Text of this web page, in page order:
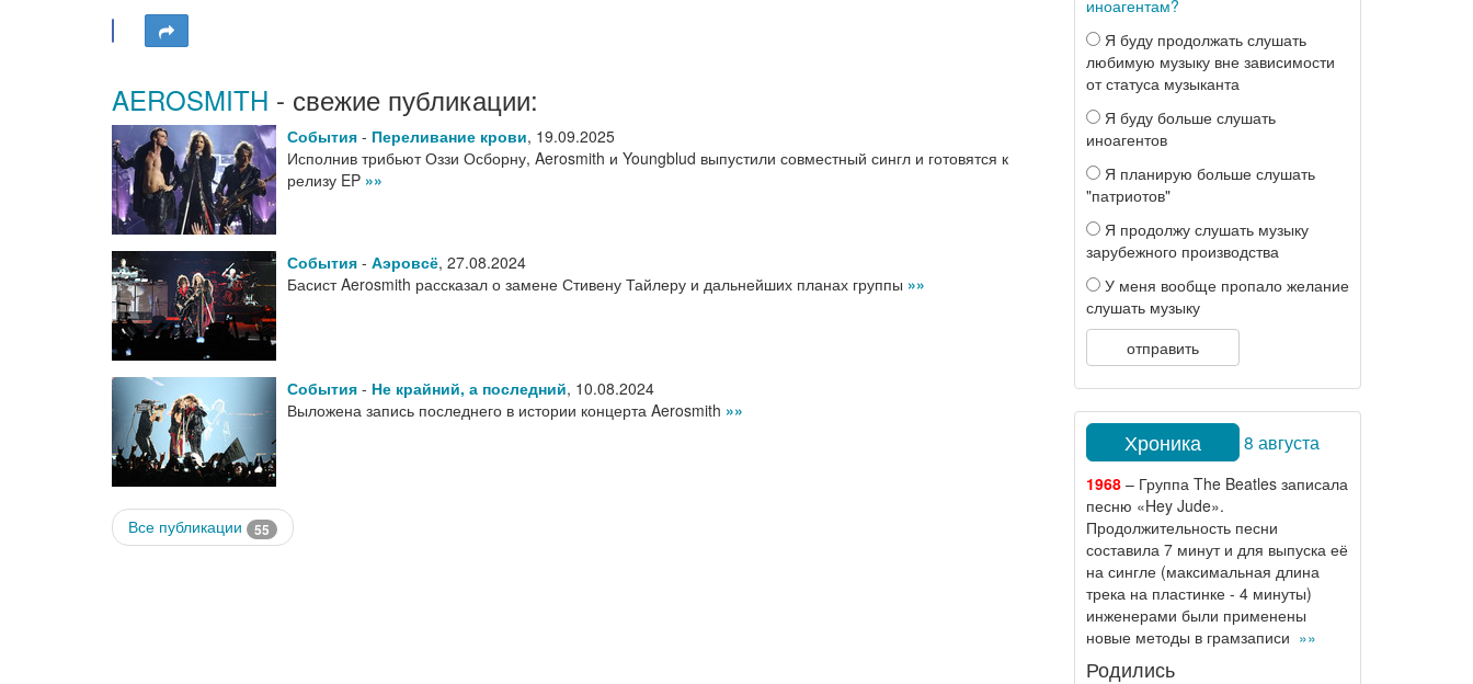
AEROSMITH - свежие публикации:
События - Переливание крови, 19.09.2025
Исполнив трибьют Оззи Осборну, Aerosmith и Youngblud выпустили совместный сингл и готовятся к
релизу EP »»
События - Аэровсё, 27.08.2024
Басист Aerosmith рассказал о замене Стивену Тайлеру и дальнейших планах группы »»
События - Не крайний, а последний, 10.08.2024
Выложена запись последнего в истории концерта Aerosmith »»
Все публикации 55
иноагентам?
Я буду продолжать слушать
любимую музыку вне зависимости
от статуса музыканта
Я буду больше слушать
иноагентов
Я планирую больше слушать
"патриотов"
Я продолжу слушать музыку
зарубежного производства
У меня вообще пропало желание
слушать музыку
отправить
Хроника 8 августа
1968– Группа The Beatles записала
песню «Hey Jude».
Продолжительность песни
составила 7 минут и для выпуска её
на сингле (максимальная длина
трека на пластинке - 4 минуты)
инженерами были применены
новые методы в грамзаписи »»
Родились